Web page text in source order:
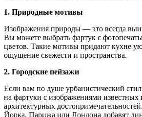
1. Природные мотивы
Изображения природы — это всегда
Вы можете выбрать фартук с
цветов. Такие мотивы придают кухне
ощущение свежести и пространства.
2. Городские пейзажи
Если вам по душе урбанистический
на фартуки с изображениями известных
архитектурных
Йорка, Парижа или Лондона добавят